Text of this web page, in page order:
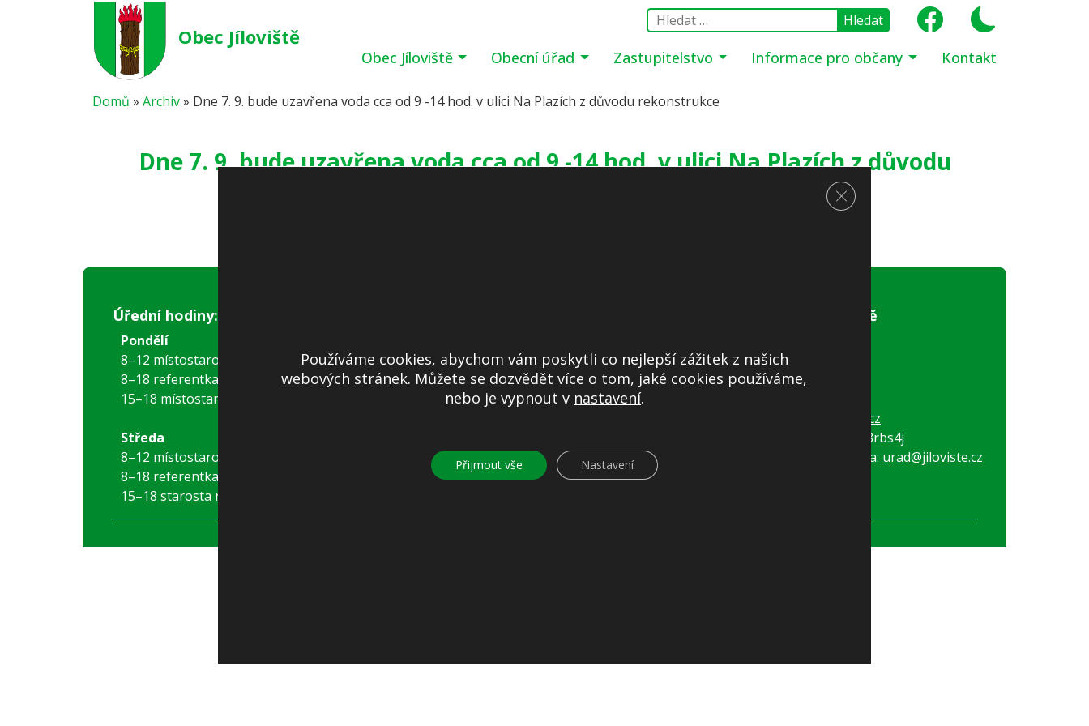
Obec Jíloviště
Obec Jíloviště Obecní úřad Zastupitelstvo Informace pro občany Kontakt
Domů » Archiv» Dne 7. 9. bude uzavřena voda cca od 9 -14 hod. v ulici Na Plazích z důvodu rekonstrukce
Dne 7. 9. bude uzavřena voda cca od 9 -14 hod. v ulici Na Plazích z důvodu
Úřední hodiny:
Pondělí
8–12 místostarostka
8–18 referentka
15–18 místostarostka
Středa
8–12 místostarostka
8–18 referentka
15–18 starosta nebo místostarostka
Mapa stránek
Ochrana osobních údajů
Nastavení cookies
Obecní úřad Jíloviště
252 02, Jíloviště
Tel:+420 257 730 274
obec@jiloviste.cz
ID datové schránky: e8rbs4j
Elektronická podatelna: urad@jiloviste.cz
Používáme cookies, abychom vám poskytli co nejlepší zážitek z našich
webových stránek. Můžete se dozvědět více o tom, jaké cookies používáme,
nebo je vypnout v nastavení.
Přijmout vše Nastavení
Zavřít cookie lištu GDPR